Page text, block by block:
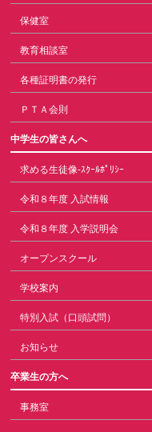
保健室
教育相談室
各種証明書の発行
ＰＴＡ会則
中学生の皆さんへ
求める生徒像-ｽｸｰﾙﾎﾟﾘｼｰ
令和８年度 入試情報
令和８年度 入学説明会
オープンスクール
学校案内
特別入試（口頭試問）
お知らせ
卒業生の方へ
事務室